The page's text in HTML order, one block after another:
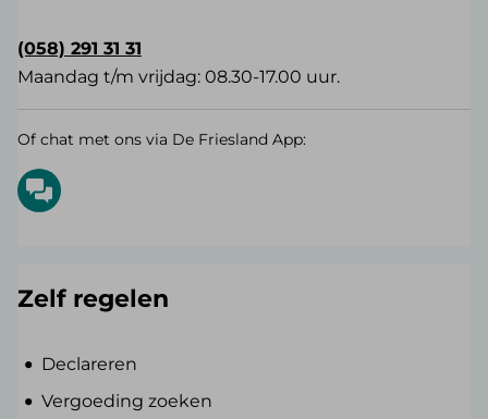
(058) 291 31 31
Maandag t/m vrijdag: 08.30-17.00 uur.
Of chat met ons via De Friesland App:
Zelf regelen
Declareren
Vergoeding zoeken